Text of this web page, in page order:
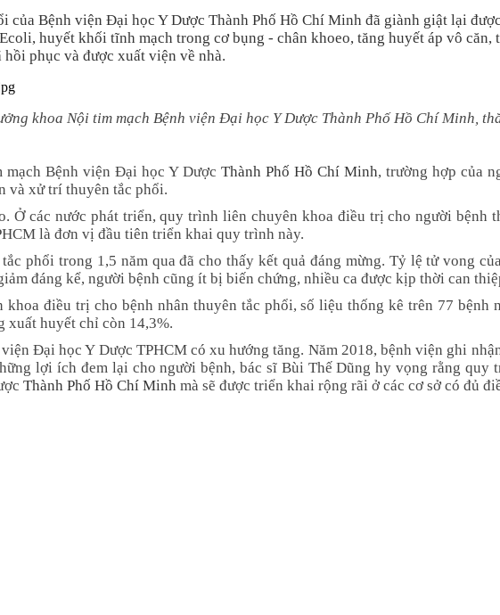
của Bệnh viện Đại học Y Dược Thành Phố Hồ Chí Minh đã giành giật lại
huyết khối tĩnh mạch trong cơ bụng - chân khoeo, tăng huyết áp vô
phục và được xuất viện về nhà.
khoa Nội tim mạch Bệnh viện Đại học Y Dược Thành Phố Hồ Chí Minh,
Bệnh viện Đại học Y Dược Thành Phố Hồ Chí Minh, trường hợp của
và xử trí thuyên tắc phổi.
Ở các nước phát triển, quy trình liên chuyên khoa điều trị cho người bệnh
là đơn vị đầu tiên triển khai quy trình này.
phổi trong 1,5 năm qua đã cho thấy kết quả đáng mừng. Tỷ lệ tử vong
đáng kể, người bệnh cũng ít bị biến chứng, nhiều ca được kịp thời can
điều trị cho bệnh nhân thuyên tắc phổi, số liệu thống kê trên 77
xuất huyết chỉ còn 14,3%.
Đại học Y Dược TPHCM có xu hướng tăng. Năm 2018, bệnh viện ghi
lợi ích đem lại cho người bệnh, bác sĩ Bùi Thế Dũng hy vọng rằng
Thành Phố Hồ Chí Minh mà sẽ được triển khai rộng rãi ở các cơ sở có đủ